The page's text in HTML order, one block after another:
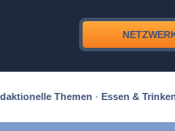
Themen · Essen &